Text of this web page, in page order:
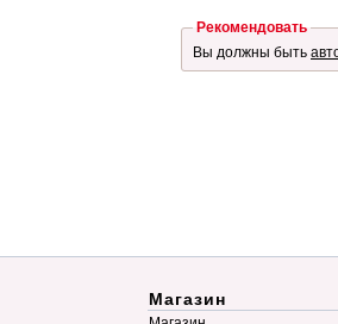
Рекомендовать
Вы должны быть
Магазин